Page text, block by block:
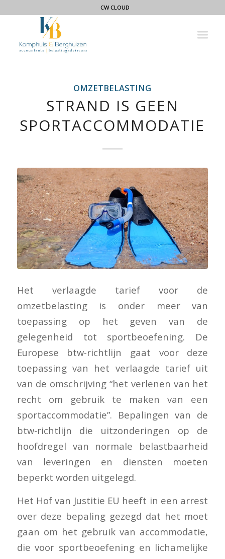
CW CLOUD
OMZETBELASTING
STRAND IS GEEN
SPORTACCOMMODATIE
Het verlaagde tarief voor de
omzetbelasting is onder meer van
toepassing op het geven van de
gelegenheid tot sportbeoefening. De
Europese btw-richtlijn gaat voor deze
toepassing van het verlaagde tarief uit
van de omschrijving “het verlenen van het
recht om gebruik te maken van een
sportaccommodatie”. Bepalingen van de
btw-richtlijn die uitzonderingen op de
hoofdregel van normale belastbaarheid
van leveringen en diensten moeten
beperkt worden uitgelegd.
Het Hof van Justitie EU heeft in een arrest
over deze bepaling gezegd dat het moet
gaan om het gebruik van accommodatie,
die voor sportbeoefening en lichamelijke